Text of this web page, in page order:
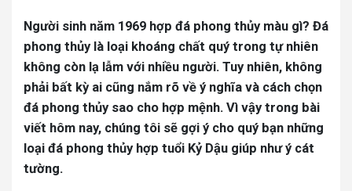
Người sinh năm 1969 hợp đá phong thủy màu gì? Đá
phong thủy là loại khoáng chất quý trong tự nhiên
không còn lạ lẫm với nhiều người. Tuy nhiên, không
phải bất kỳ ai cũng nắm rõ về ý nghĩa và cách chọn
đá phong thủy sao cho hợp mệnh. Vì vậy trong bài
viết hôm nay, chúng tôi sẽ gợi ý cho quý bạn những
loại đá phong thủy hợp tuổi Kỷ Dậu giúp như ý cát
tường.